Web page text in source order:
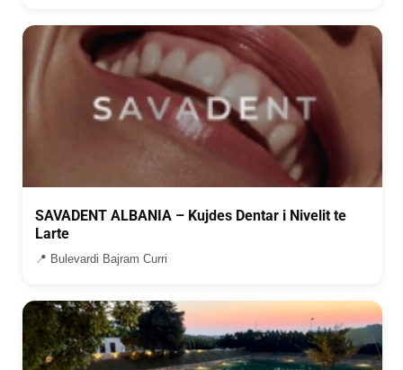
SAVADENT ALBANIA – Kujdes Dentar i Nivelit te
Larte
📍 Bulevardi Bajram Curri